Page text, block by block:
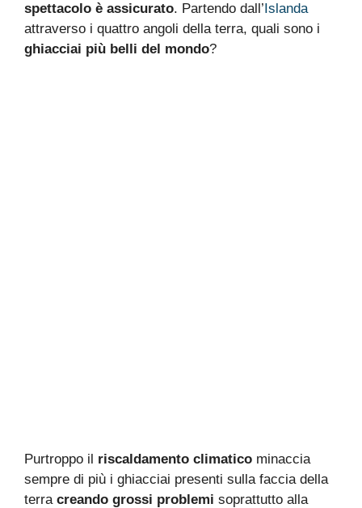
spettacolo è assicurato. Partendo dall’Islanda
attraverso i quattro angoli della terra, quali sono i
ghiacciai più belli del mondo?
Purtroppo il riscaldamento climatico minaccia
sempre di più i ghiacciai presenti sulla faccia della
terra creando grossi problemi soprattutto alla